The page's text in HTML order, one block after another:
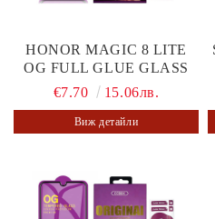
HONOR MAGIC 8 LITE
OG FULL GLUE GLASS
€7.70
15.06лв.
Виж детайли